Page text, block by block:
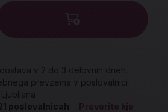
v 2 do 3 delovnih dneh.
prevzema v poslovalnici
poslovalnicah Preverite kje